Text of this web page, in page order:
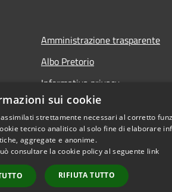
Amministrazione trasparente
Albo Pretorio
Informativa privacy
Note legali
Dichiarazione di accessibilità
sui cookie
strettamente necessari al corretto
tecnico analitico al solo fine di elaborare
aggregate e anonime.
consultare la cookie policy al seguente link
RIFIUTA TUTTO